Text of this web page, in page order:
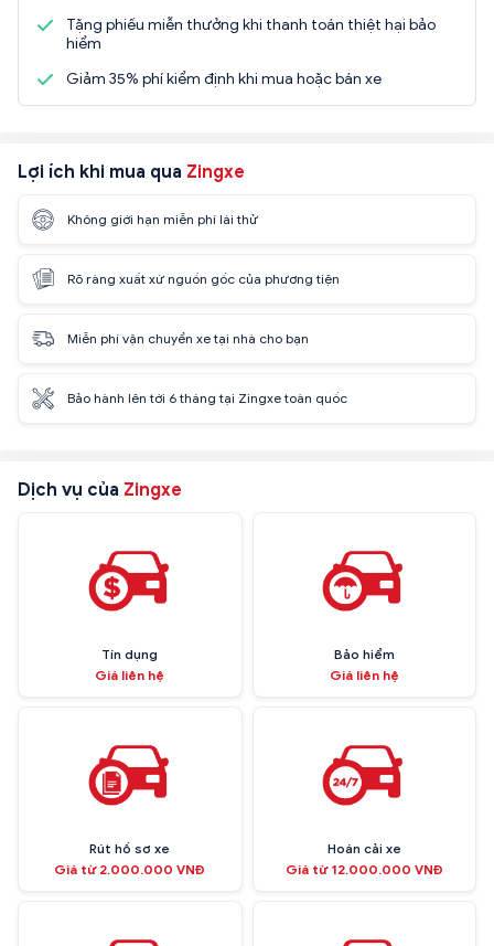
Tặng phiếu miễn thưởng khi thanh toán thiệt hại bảo
hiểm
Giảm 35% phí kiểm định khi mua hoặc bán xe
Lợi ích khi mua qua Zingxe
Không giới hạn miễn phí lái thử
Rõ ràng xuất xứ nguồn gốc của phương tiện
Miễn phí vận chuyển xe tại nhà cho bạn
Bảo hành lên tới 6 tháng tại Zingxe toàn quốc
Dịch vụ của Zingxe
Tín dụng
Giá liên hệ
Bảo hiểm
Giá liên hệ
Rút hồ sơ xe
Giá từ 2.000.000 VNĐ
Hoán cải xe
Giá từ 12.000.000 VNĐ